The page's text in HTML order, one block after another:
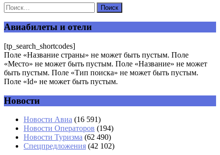
Авиабилеты и отели
[tp_search_shortcodes]
Поле «Название страны» не может быть пустым. Поле
«Место» не может быть пустым. Поле «Название» не может
быть пустым. Поле «Тип поиска» не может быть пустым.
Поле «Id» не может быть пустым.
Новости
Новости Авиа (16 591)
Новости Операторов (194)
Новости Туризма (62 490)
Спецпредложения (42 102)